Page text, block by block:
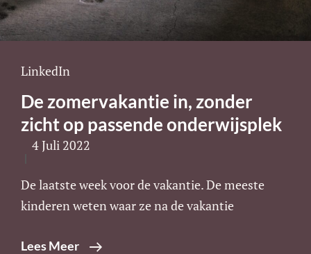
Cat
LinkedIn
De zomervakantie in, zonder
zicht op passende onderwijsplek
4 Juli 2022
De laatste week voor de vakantie. De meeste
kinderen weten waar ze na de vakantie
Lees Meer
De